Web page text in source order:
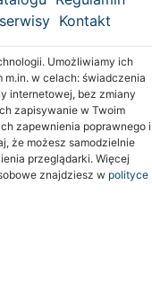
Kontakt
Umożliwiamy ich
w celach: świadczenia
internetowej, bez zmiany
zapisywanie w Twoim
zapewnienia poprawnego i
że możesz samodzielnie
przeglądarki. Więcej
znajdziesz w polityce